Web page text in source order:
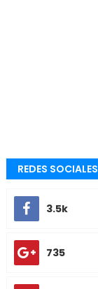
REDES SOCIALES
3.5k
735